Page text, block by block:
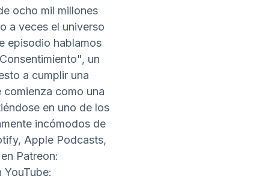
ocho mil millones
a veces el universo
episodio hablamos
un
a cumplir una
como una
en uno de los
incómodos de
Apple Podcasts,
Patreon: